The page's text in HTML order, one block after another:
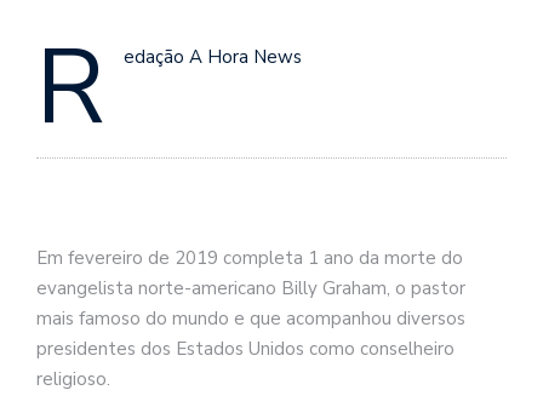
R edação A Hora News
Em fevereiro de 2019 completa 1 ano da morte do
evangelista norte-americano Billy Graham, o pastor
mais famoso do mundo e que acompanhou diversos
presidentes dos Estados Unidos como conselheiro
religioso.